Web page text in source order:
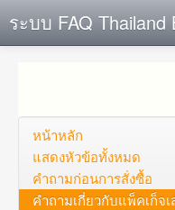
ระบบ FAQ Thailand
ตั้งคำถาม
ดูคำถาม
คุณต้องการที่จะลงทะเบียนหรื
หน้าหลัก
แสดงหัวข้อทั้งหมด
คำถาม​ก่อน​การ​สั่งซื้อ​
คำถาม​เกี่ยว​กับ​แพ็คเก็จ​เ